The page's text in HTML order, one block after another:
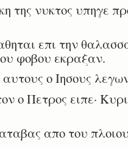
της νυκτος υπηγε
επι την
φοβου εκραξαν.
ο Ιησους
ο Πετρος ειπε·
απο του